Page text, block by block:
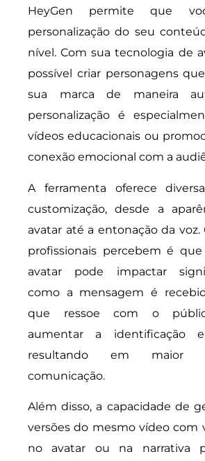
HeyGen permite que
personalização do seu
nível. Com sua tecnologia de
possível criar personagens
sua marca de maneira
personalização é
vídeos educacionais ou
conexão emocional com a
A ferramenta oferece
customização, desde a
avatar até a entonação da
profissionais percebem é
avatar pode impactar
como a mensagem é
que ressoe com o
aumentar a identificação
resultando em maior
comunicação.
Além disso, a capacidade de
versões do mesmo vídeo com
no avatar ou na narrativa